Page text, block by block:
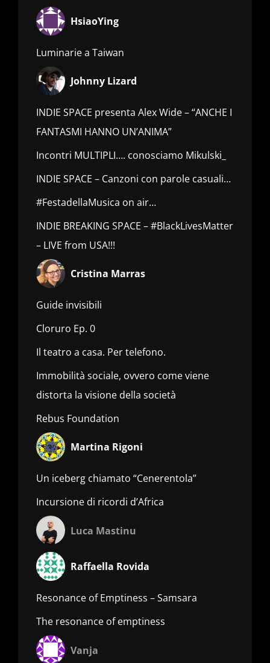
HsiaoYing
Luminarie a Taiwan
Johnny Lizard
INDIE SPACE presenta Alex Wide – “ANCHE I
FANTASMI HANNO UN’ANIMA”
Incontri MULTIPLI…. conosciamo Mikulski_
INDIE SPACE – Canzoni con parole casuali…
#FestadellaMusica on air…
INDIE BREAKING SPACE – #BlackLivesMatter
– LIVE from USA!!!
Cristina Marras
Guide invisibili
Cloruro Ep. 0
Il teatro a casa. Per telefono.
Immobilità sociale, ovvero come viene
distorta la visione della società
Rebus Foundation
Martina Rigoni
Un iceberg chiamato “Cenerentola”
Incursione di ricordi d’Africa
Luca Mastinu
Raffaella Rovida
Resonance of Emptiness – Samsara
The resonance of emptiness
Vanja